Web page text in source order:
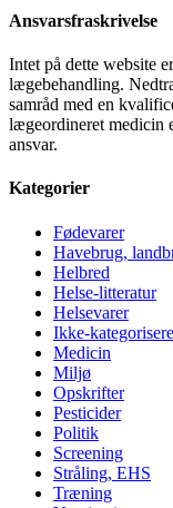
Ansvarsfraskrivelse
Intet på dette website
lægebehandling.
samråd med en
lægeordineret medicin
ansvar.
Kategorier
Fødevarer
Havebrug,
Helbred
Helse-litteratur
Helsevarer
Ikke-
Medicin
Miljø
Opskrifter
Pesticider
Politik
Screening
Stråling, EHS
Træning